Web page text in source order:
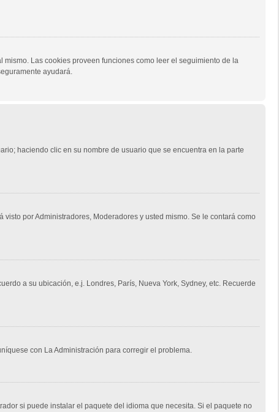
Las cookies proveen funciones como leer el seguimiento de la
ayudará.
haciendo clic en su nombre de usuario que se encuentra en la parte
visto por Administradores, Moderadores y usted mismo. Se le contará como
a su ubicación, e.j. Londres, París, Nueva York, Sydney, etc. Recuerde
con La Administración para corregir el problema.
si puede instalar el paquete del idioma que necesita. Si el paquete no